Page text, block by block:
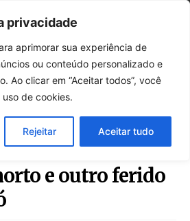
privacidade
aprimorar sua experiência de
ou conteúdo personalizado e
Ao clicar em “Aceitar todos”, você
de cookies.
Rejeitar Aceitar tudo
caminhão e moto
e outro ferido